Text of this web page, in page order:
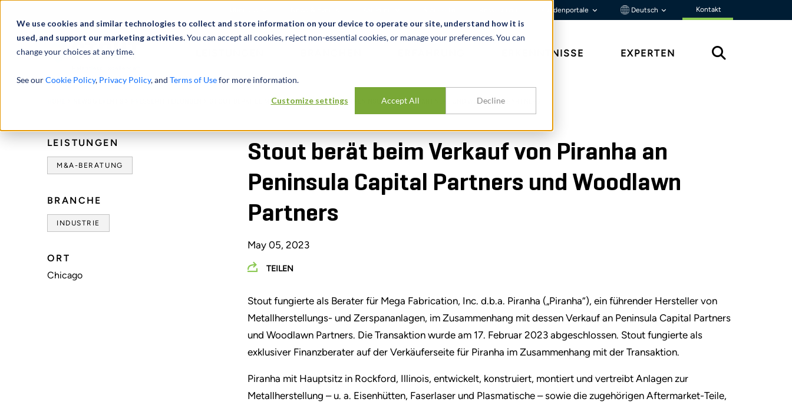
We use cookies and similar technologies to collect and store information on your device to operate our site, understand how it is
used, and support our marketing activities.You can accept all cookies, reject non-essential cookies, or manage your preferences. You can
change your choices at any time.
See ourCookie Policy, Privacy Policy, and Terms of Usefor more information.
Customize settings Accept All Decline
Kundenportale Deutsch Kontakt
ERKENNTNISSE EXPERTEN
STOUT BERÄT BEIM VERKAUF VON PIRANHA AN PENINSULA CAPITAL PARTNERS UND WOODLAWN PARTNERS
LEISTUNGEN
M&A-BERATUNG
BRANCHE
INDUSTRIE
ORT
Chicago
Stout berät beim Verkauf von Piranha an
Peninsula Capital Partners und Woodlawn
Partners
May 05, 2023
TEILEN
Stout fungierte als Berater für Mega Fabrication, Inc. d.b.a. Piranha („Piranha“), ein führender Hersteller von
Metallherstellungs- und Zerspananlagen, im Zusammenhang mit dessen Verkauf an Peninsula Capital Partners
und Woodlawn Partners. Die Transaktion wurde am 17. Februar 2023 abgeschlossen. Stout fungierte als
exklusiver Finanzberater auf der Verkäuferseite für Piranha im Zusammenhang mit der Transaktion.
Piranha mit Hauptsitz in Rockford, Illinois, entwickelt, konstruiert, montiert und vertreibt Anlagen zur
Metallherstellung – u. a. Eisenhütten, Faserlaser und Plasmatische – sowie die zugehörigen Aftermarket-Teile,